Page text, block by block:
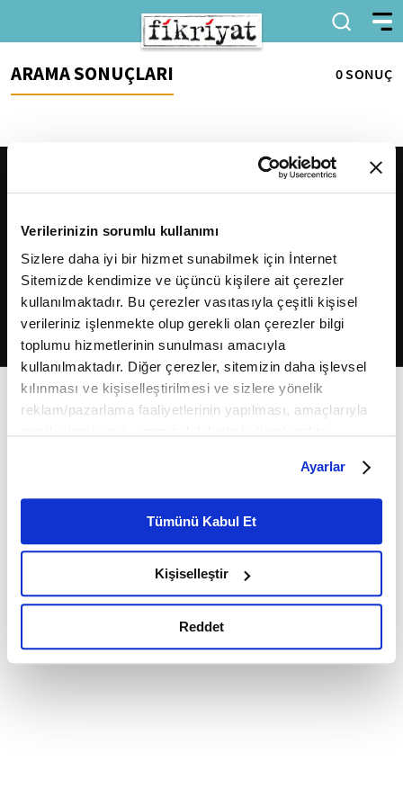
Verilerinizin sorumlu kullanımı
Sizlere daha iyi bir hizmet sunabilmek için İnternet
Sitemizde kendimize ve üçüncü kişilere ait çerezler
kullanılmaktadır. Bu çerezler vasıtasıyla çeşitli kişisel
verileriniz işlenmekte olup gerekli olan çerezler bilgi
toplumu hizmetlerinin sunulması amacıyla
kullanılmaktadır. Diğer çerezler, sitemizin daha işlevsel
kılınması ve kişiselleştirilmesi ve sizlere yönelik
reklam/pazarlama faaliyetlerinin yapılması, amaçlarıyla
belirleyebilirsiniz. Çerezlere ilişkin detaylı bilgi için
Ayarlar butonuna tıklayabilir,Çerez Bilgilendirme
Metnimizi ziyaret edebilirsiniz.
6698 sayılı Kişisel Verilerin Korunması Kanunu uyarınca
okumak ve sitemizi ziyaretiniz kapsamında
gerçekleştirilen veri işleme faaliyetleri ile ilgili daha
detaylı bilgi almak için lütfentıklayınız.
Ayarlar
Tümünü Kabul Et
Kişiselleştir
Reddet
ARAMA SONUÇLARI 0 SONUÇ
2026Fikriyat. Tüm hakları saklıdır.